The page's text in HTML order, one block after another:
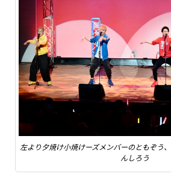
左より夕焼け小焼けーズメンバーのともぞう
んしろう